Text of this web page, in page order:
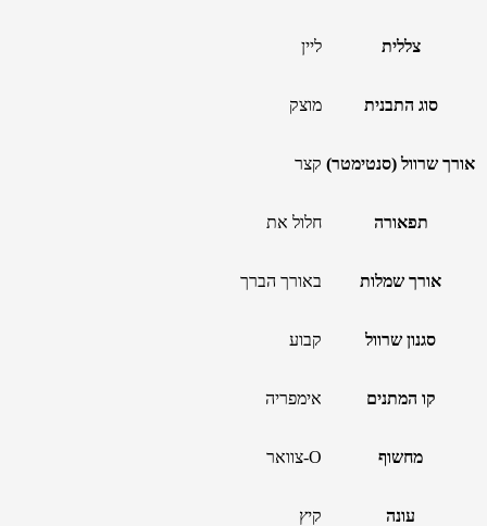
צללית ליין
סוג התבנית מוצק
אורך שרוול (סנטימטר) קצר
תפאורה חלול את
אורך שמלות באורך הברך
סגנון שרוול קבוע
קו המתנים אימפריה
מחשוף O-צוואר
עונה קיץ